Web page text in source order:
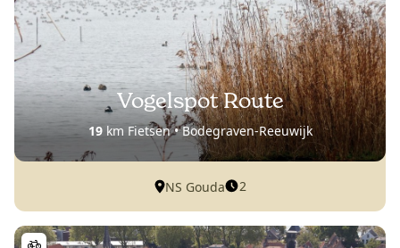
Vogelspot Route
19km Fietsen • Bodegraven-Reeuwijk
NS Gouda 2